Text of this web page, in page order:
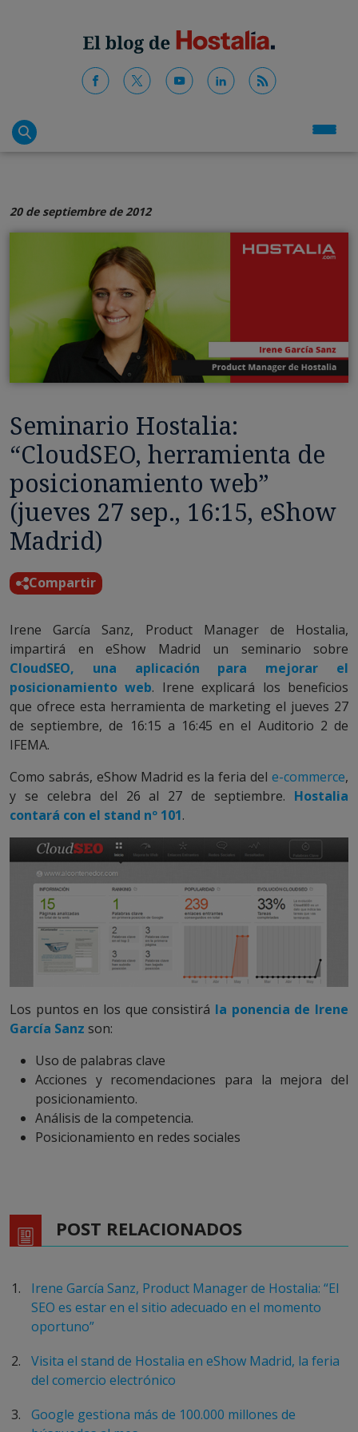
20 de septiembre de 2012
Seminario Hostalia:
“CloudSEO, herramienta de
posicionamiento web”
(jueves 27 sep., 16:15, eShow
Madrid)
Compartir
Irene García Sanz, Product Manager de Hostalia,
impartirá en eShow Madrid un seminario sobre
CloudSEO, una aplicación para mejorar el
posicionamiento web. Irene explicará los beneficios
que ofrece esta herramienta de marketing el jueves 27
de septiembre, de 16:15 a 16:45 en el Auditorio 2 de
IFEMA.
Como sabrás, eShow Madrid es la feria del e-commerce,
y se celebra del 26 al 27 de septiembre. Hostalia
contará con el stand nº 101.
Los puntos en los que consistirá la ponencia de Irene
García Sanz son:
Uso de palabras clave
Acciones y recomendaciones para la mejora del
posicionamiento.
Análisis de la competencia.
Posicionamiento en redes sociales
POST RELACIONADOS
Irene García Sanz, Product Manager de Hostalia: “El
SEO es estar en el sitio adecuado en el momento
oportuno”
Visita el stand de Hostalia en eShow Madrid, la feria
del comercio electrónico
Google gestiona más de 100.000 millones de